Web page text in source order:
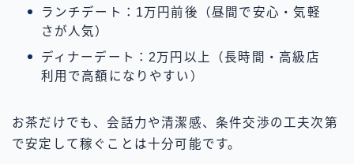
ランチデート：1万円前後（昼間で安心・気軽
さが人気）
ディナーデート：2万円以上（長時間・高級店
利用で高額になりやすい）
お茶だけでも、会話力や清潔感、条件交渉の工夫次第
で安定して稼ぐことは十分可能です。